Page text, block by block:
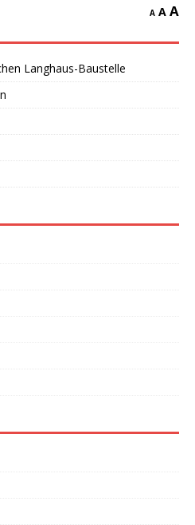
A A A
Langhaus-Baustelle